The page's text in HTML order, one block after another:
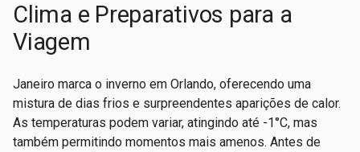
Clima e Preparativos para a
Viagem
Janeiro marca o inverno em Orlando, oferecendo uma
mistura de dias frios e surpreendentes aparições de calor.
As temperaturas podem variar, atingindo até -1°C, mas
também permitindo momentos mais amenos. Antes de